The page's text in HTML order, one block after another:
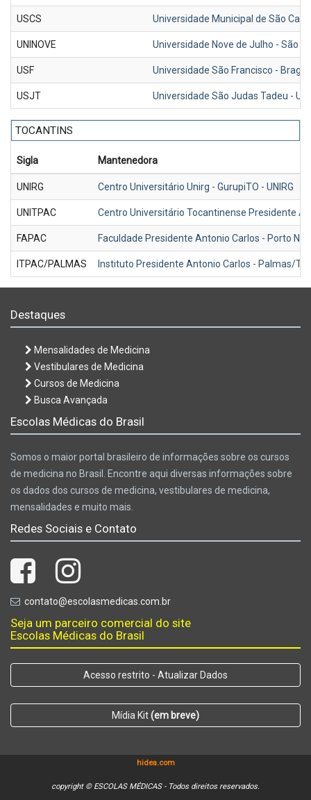
USCS Universidade Municipal de São
UNINOVE Universidade Nove de Julho - São
USF Universidade São Francisco -
USJT Universidade São Judas Tadeu -
TOCANTINS
Sigla Mantenedora
UNIRG Centro Universitário Unirg - GurupiTO - UNIRG
UNITPAC Centro Universitário Tocantinense Presidente
FAPAC Faculdade Presidente Antonio Carlos - Porto
ITPAC/PALMAS Instituto Presidente Antonio Carlos - Palmas/TO
Destaques
Mensalidades de Medicina
Vestibulares de Medicina
Cursos de Medicina
Busca Avançada
Escolas Médicas do Brasil
Somos o maior portal brasileiro de informações sobre os cursos
de medicina no Brasil. Encontre aqui diversas informações sobre
os dados dos cursos de medicina, vestibulares de medicina,
mensalidades e muito mais.
Redes Sociais e Contato
contato@escolasmedicas.com.br
Seja um parceiro comercial do site
Escolas Médicas do Brasil
Acesso restrito - Atualizar Dados
Mídia Kit(em breve)
hidea.com
copyright © ESCOLAS MÉDICAS - Todos direitos reservados.